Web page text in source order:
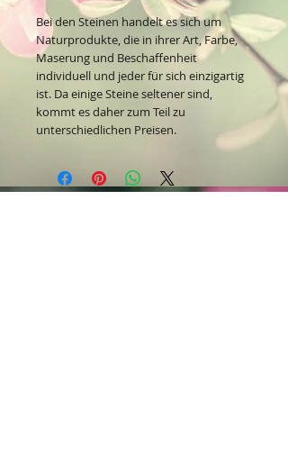
Bei den Steinen handelt es sich um
Naturprodukte, die in ihrer Art, Farbe,
Maserung und Beschaffenheit
individuell und jeder für sich einzigartig
ist. Da einige Steine seltener sind,
kommt es daher zum Teil zu
unterschiedlichen Preisen.